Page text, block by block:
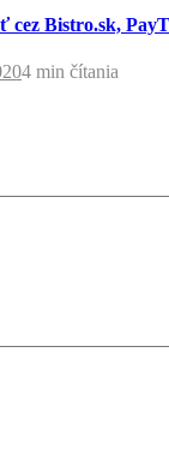
cez Bistro.sk,
4 min čítania